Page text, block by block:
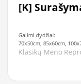
[K]
Galimi dydžiai:
70x50cm, 85x60cm,
Klasikų Meno